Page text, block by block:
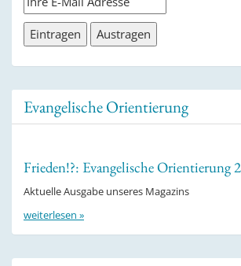
Evangelische Orientierung
Frieden!?: Evangelische Orientierung
Aktuelle Ausgabe unseres Magazins
weiterlesen »